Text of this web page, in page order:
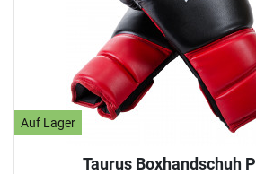
Auf Lager
Taurus Boxhandschuh